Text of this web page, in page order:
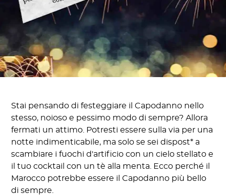
Stai pensando di festeggiare il Capodanno nello
stesso, noioso e pessimo modo di sempre? Allora
fermati un attimo. Potresti essere sulla via per una
notte indimenticabile, ma solo se sei dispost* a
scambiare i fuochi d'artificio con un cielo stellato e
il tuo cocktail con un tè alla menta. Ecco perché il
Marocco potrebbe essere il Capodanno più bello
di sempre.